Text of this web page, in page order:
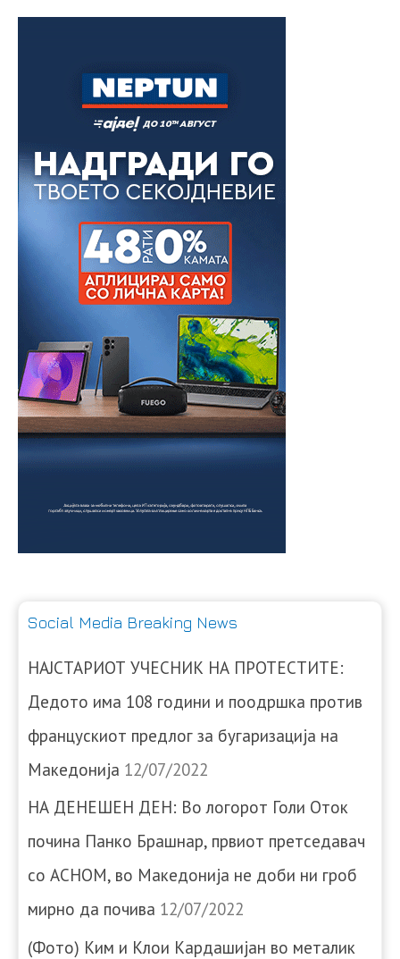
Social Media Breaking News
НАЈСТАРИОТ УЧЕСНИК НА ПРОТЕСТИТЕ:
Дедото има 108 години и поодршка против
францускиот предлог за бугаризација на
Македонија 12/07/2022
НА ДЕНЕШЕН ДЕН: Во логорот Голи Оток
почина Панко Брашнар, првиот претседавач
со АСНОМ, во Македонија не доби ни гроб
мирно да почива 12/07/2022
(Фото) Ким и Клои Кардашијан во металик